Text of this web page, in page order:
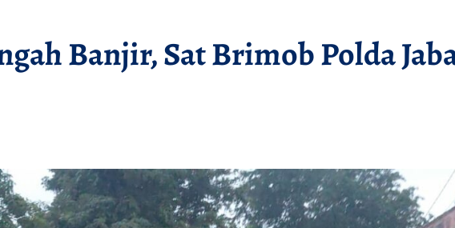
Banjir, Sat Brimob Polda